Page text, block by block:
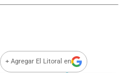
+ Agregar El Litoral en